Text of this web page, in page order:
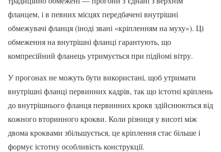
фланцем, і в певних місцях передбачені внутрішні
обмежувачі фланця (іноді звані «кріпленням на муху»). Ці
обмеження на внутрішні фланці гарантують, що
компресійний фланець утримується при підйомі вітру.
У прогонах не можуть бути використані, щоб утримати
внутрішні фланці первинних кадрів, так що істотні кріплень
до внутрішнього фланця первинних крокв здійснюються від
кожного вторинного крокви. Коли різниця у висоті між
двома кроквами збільшується, це кріплення стає більше і
формує істотну особливість конструкції.